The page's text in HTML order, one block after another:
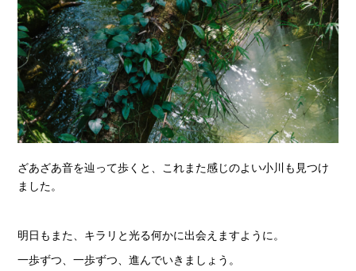
ざあざあ音を辿って歩くと、これまた感じのよい小川も見つけ
ました。
明日もまた、キラリと光る何かに出会えますように。
一歩ずつ、一歩ずつ、進んでいきましょう。